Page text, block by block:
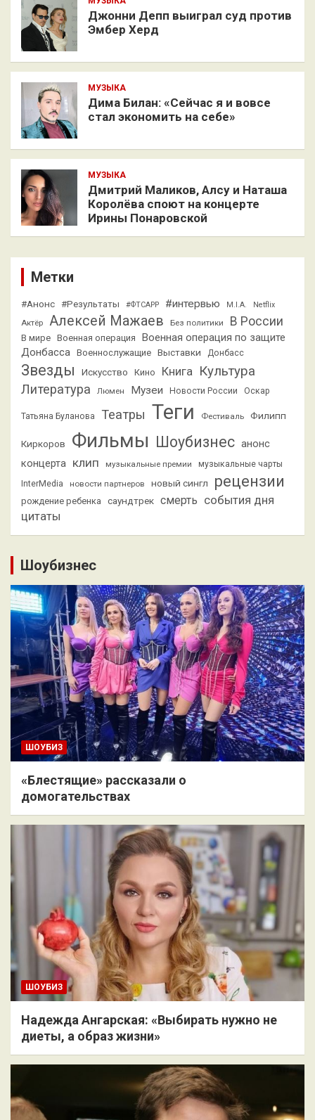
Джонни Депп выиграл суд против
Эмбер Херд
МУЗЫКА
Дима Билан: «Сейчас я и вовсе
стал экономить на себе»
МУЗЫКА
Дмитрий Маликов, Алсу и Наташа
Королёва споют на концерте
Ирины Понаровской
Метки
#Анонс #Результаты #ФТСАРР #интервью M.I.A. Netflix
Актёр Алексей Мажаев Без политики В России
В мире Военная операция
Военная операция по защите
Донбасса Военнослужащие Выставки Донбасс
Звезды Искусство Кино Книга Культура
Литература Люмен Музеи Новости России Оскар
Татьяна Буланова Театры Теги Фестиваль Филипп
Киркоров Фильмы Шоубизнес анонс
концерта клип музыкальные премии
музыкальные чарты
InterMedia
новости партнеров новый сингл рецензии
рождение ребенка саундтрек смерть события дня
цитаты
Шоубизнес
ШОУБИЗ
«Блестящие» рассказали о
домогательствах
ШОУБИЗ
Надежда Ангарская: «Выбирать нужно не
диеты, а образ жизни»